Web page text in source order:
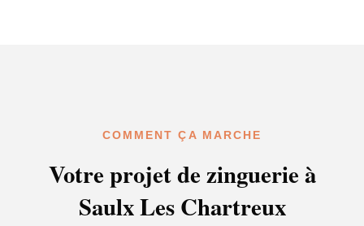
COMMENT ÇA MARCHE
Votre projet de zinguerie à
Saulx Les Chartreux